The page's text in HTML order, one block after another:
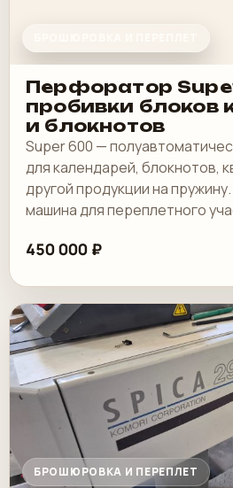
Перфоратор
пробивки блоков
и блокнотов
Super 600 —
для календарей, блокнотов,
другой продукции на
машина для переплетного
широкая зона пробивки,
инструмента и.
450 000 ₽
БРОШЮРОВКА И ПЕРЕПЛЕТ